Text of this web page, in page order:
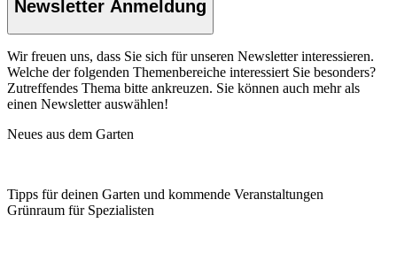
Newsletter Anmeldung
Wir freuen uns, dass Sie sich für unseren Newsletter interessieren.
Welche der folgenden Themenbereiche interessiert Sie besonders?
Zutreffendes Thema bitte ankreuzen. Sie können auch mehr als
einen Newsletter auswählen!
Neues aus dem Garten
Tipps für deinen Garten und kommende Veranstaltungen
Grünraum für Spezialisten